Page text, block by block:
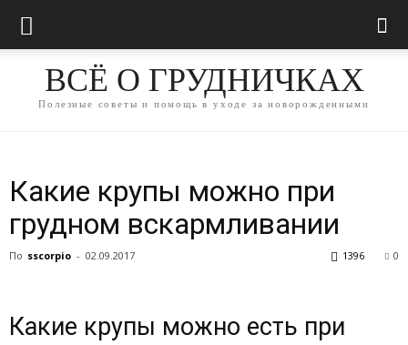
ВСЁ О ГРУДНИЧКАХ
Полезные советы и помощь в уходе за новорожденными
Какие крупы можно при
грудном вскармливании
По sscorpio - 02.09.2017 0
1396
Какие крупы можно есть при